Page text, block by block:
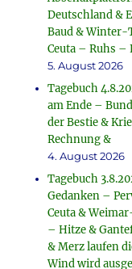
Deutschland &
Baud & Winter-
Ceuta – Ruhs –
5. August 2026
Tagebuch
am Ende –
der Bestie &
Rechnung &
4. August 2026
Tagebuch
Gedanken –
Ceuta &
– Hitze &
& Merz laufen
Wind wird